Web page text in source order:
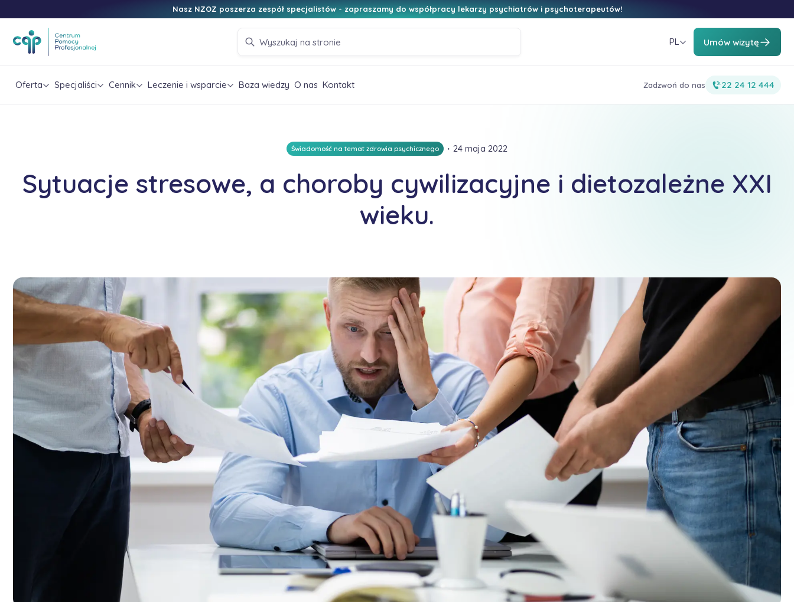
Nasz NZOZ poszerza zespół specjalistów - zapraszamy do współpracy lekarzy psychiatrów i psychoterapeutów!
PL Umów wizytę
Oferta Specjaliści Cennik Leczenie i wsparcie Baza wiedzy O nas Kontakt Zadzwoń do nas 22 24 12 444
Świadomość na temat zdrowia psychicznego ・ 24 maja 2022
Sytuacje stresowe, a choroby cywilizacyjne i dietozależne XXI
wieku.